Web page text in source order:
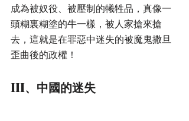
成為被奴役、被壓制的犧牲品，真像一
頭糊裏糊塗的牛一樣，被人家搶來搶
去，這就是在罪惡中迷失的被魔鬼撒旦
歪曲後的政權！
III、中國的迷失